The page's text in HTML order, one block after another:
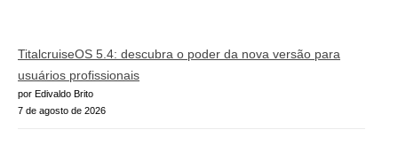
TitalcruiseOS 5.4: descubra o poder da nova versão para
usuários profissionais
por Edivaldo Brito
7 de agosto de 2026